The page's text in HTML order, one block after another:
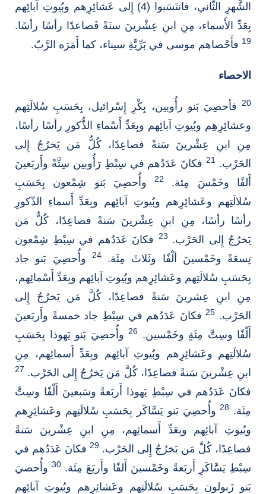
الشَّهرِ الثَّاني، فانتَسَبوا (4) إِلى عَشائِرِهم وبُيوتِ آبائِهم
بِعَدِّ الأَسماء، مِنِ ابنِ عِشْرينَ سنَةً فَصاعدًا رأسًا رأسًا.
19 فأَحْصاهم موسى في بَرِّيَّةِ سيناء، كما أَمَرَه الرَّبّ.
الاحصاء
20 فأحصِيَ بَنو رأُوبين، بِكْرِ إِسْرائيل، بِحَسَبِ سُلالَتِهم
وعشائِرِهِم وبُيوتِ آبائِهم وبِعَدِّ أَسْماءِ الذُّكورِ رأسًا رأسًا،
مِنِ ابنِ عِشْرينَ سَنةً فصاعِدًا، كُلُّ مَن يَخرُجُ إِلى
الحَرْب. 21فكانَ عَدَدُهم في سِبْطِ رَأُوبين سِتَّةً وأَربَعينَ
أَلفًا وخَمْسَ مِئة.
22وأُحصِيَ بَنو شِمْعون بِحَسَبِ
سُلالَتِهم وعَشائِرِهم وبُيوتِ آبائِهم وبِعَدِّ أَسماءِ الذّكورِ
رأسًا رأسًا، مِنِ ابنِ عِشْرينَ سَنةً فصاعِدًا، كُلُّ مَن
يَخرُجُ إِلى الحَرْب. 23 فكانَ عَدَدُهم في سِبْطِ شِمْعون
تِسعَةً وخَمْسينَ ألْفًا وثَلاثَ مِئَة.24
وأُحصِيَ بَنو جاد
بِحَسَبِ سُلالَتِهم وعَشائِرِهم وبُيوتِ آبائِهم وبِعَدِّ أَسْمائِهم،
مِنِ ابنِ عِشرينَ سَنةً فصاعِدًا، كُلَّ مَن يَخرُجُ إِلى
الحَرْب. 25فكانَ عَدَدُهم في سِبْطِ جاد خمسةً وأَربَعينَ
أَلْفًا وسِتَّ مِئَةٍ وخَمْسين. 26 وأُحصِيَ بَنو يَهوذا بِحَسَبِ
سُلالَتِهم وعَشائِرِهم وبُيوتِ آبائِهم وبِعَدِّ أَسمائِهم، مِنِ
ابنِ عِشْرينَ سَنةً فصاعِدًا، كُلَّ مَن يَخرُجُ إِلى الحَرْب. 27
فكانَ عَدَدُهم في سِبْطِ يَهوذا أَربَعةً وسَبعينَ أَلْفًا وسِتَّ
مِئَة. 28وأُحصِيَ بَنو يَسَّاكَر بِحَسَبِ سُلالَتِهم وعَشائِرِهم
وبُيوتِ آبائِهم وبِعَدِّ أَسمائِهم، مِنِ ابنِ عِشْرينَ سَنةً
فصاعِدًا، كُلَّ مَن يَخرُجُ إِلى الحَرْب. 29 فكانَ عَدَدُهم في
سِبْطِ يَسَّاكَرِ أَربَعةً وخَمْسينَ أَلفًا وأَربَعَ مِئَة. 30وأُحصيَ
بَنو زَبولون بِحَسَبِ سُلالَتِهم وعَشائِرِهم وبُيوتِ آبائِهم